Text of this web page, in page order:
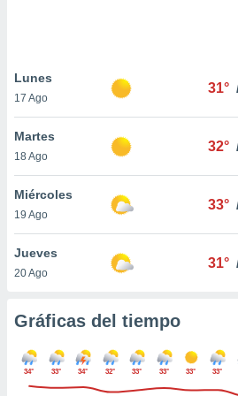
únicos
similares
como
sitio
de
posible
en
a lo que
Para
su
Lunes
17 Ago
31°
Martes
18 Ago
32°
Miércoles
19 Ago
33°
Jueves
20 Ago
31°
Gráficas del tiempo
34° 33° 34° 32° 33° 33° 33° 33°